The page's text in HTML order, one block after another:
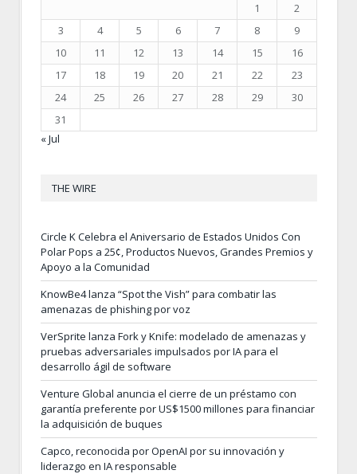
1
2
3
4 5 6 7 8
9
10
11 12 13 14 15
16
17
18 19 20 21 22
23
24
25 26 27 28 29
30
31
« Jul
THE WIRE
Circle K Celebra el Aniversario de Estados Unidos Con
Polar Pops a 25¢, Productos Nuevos, Grandes Premios y
Apoyo a la Comunidad
KnowBe4 lanza “Spot the Vish” para combatir las
amenazas de phishing por voz
VerSprite lanza Fork y Knife: modelado de amenazas y
pruebas adversariales impulsados por IA para el
desarrollo ágil de software
Venture Global anuncia el cierre de un préstamo con
garantía preferente por US$1500 millones para financiar
la adquisición de buques
Capco, reconocida por OpenAI por su innovación y
liderazgo en IA responsable